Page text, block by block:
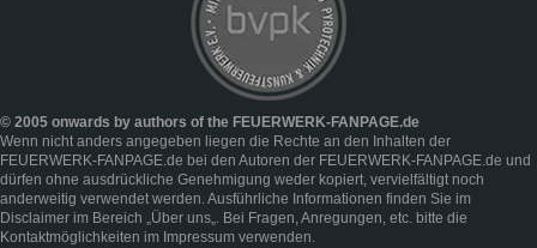
© 2005 onwards by authors of the FEUERWERK-FANPAGE.de
Wenn nicht anders angegeben liegen die Rechte an den Inhalten der
FEUERWERK-FANPAGE.de bei den Autoren der FEUERWERK-FANPAGE.de und
dürfen ohne ausdrückliche Genehmigung weder kopiert, vervielfältigt noch
anderweitig verwendet werden. Ausführliche Informationen finden Sie im
Disclaimer im Bereich „Über uns„. Bei Fragen, Anregungen, etc. bitte die
Kontaktmöglichkeiten im Impressum verwenden.